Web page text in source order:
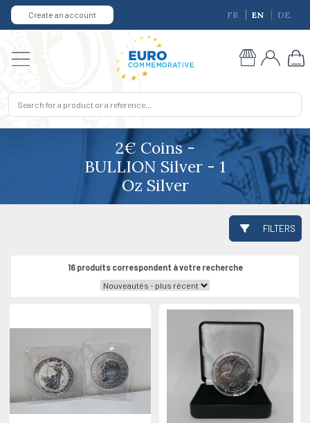
Create an account FR EN DE
2€ Coins -
BULLION Silver - 1
Oz Silver
FILTERS
16 produits correspondent à votre recherche